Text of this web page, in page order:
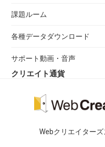
課題ルーム
各種データダウンロード
サポート動画・音声
クリエイト通貨
Webクリエイター